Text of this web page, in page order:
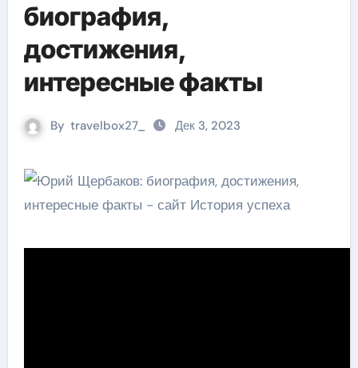
биография,
достижения,
интересные факты
By travelbox27_ Дек 3, 2023